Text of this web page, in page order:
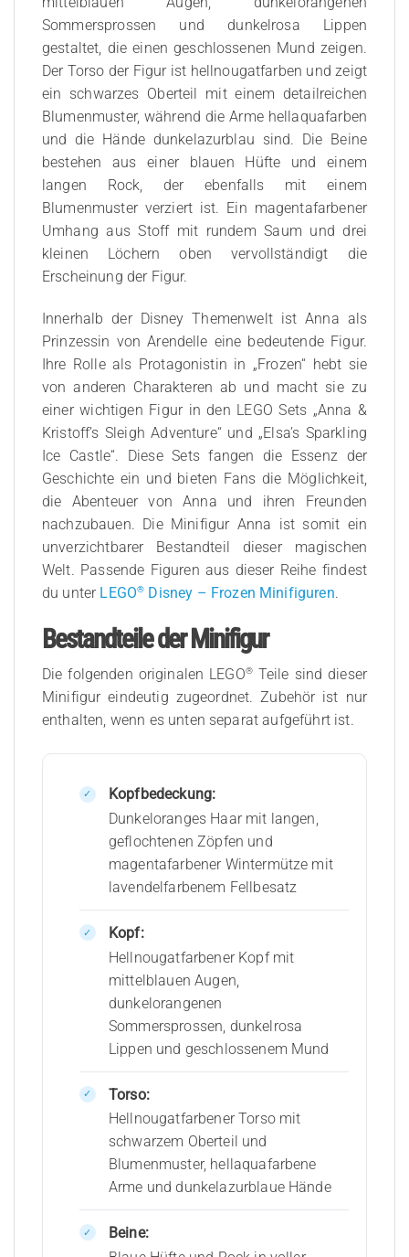
Sommersprossen und dunkelrosa Lippen
gestaltet, die einen geschlossenen Mund zeigen.
Der Torso der Figur ist hellnougatfarben und zeigt
ein schwarzes Oberteil mit einem detailreichen
Blumenmuster, während die Arme hellaquafarben
und die Hände dunkelazurblau sind. Die Beine
bestehen aus einer blauen Hüfte und einem
langen Rock, der ebenfalls mit einem
Blumenmuster verziert ist. Ein magentafarbener
Umhang aus Stoff mit rundem Saum und drei
kleinen Löchern oben vervollständigt die
Erscheinung der Figur.
Innerhalb der Disney Themenwelt ist Anna als
Prinzessin von Arendelle eine bedeutende Figur.
Ihre Rolle als Protagonistin in „Frozen“ hebt sie
von anderen Charakteren ab und macht sie zu
einer wichtigen Figur in den LEGO Sets „Anna &
Kristoff’s Sleigh Adventure“ und „Elsa’s Sparkling
Ice Castle“. Diese Sets fangen die Essenz der
Geschichte ein und bieten Fans die Möglichkeit,
die Abenteuer von Anna und ihren Freunden
nachzubauen. Die Minifigur Anna ist somit ein
unverzichtbarer Bestandteil dieser magischen
Welt. Passende Figuren aus dieser Reihe findest
du unter LEGO® Disney – Frozen Minifiguren.
Bestandteile der Minifigur
Die folgenden originalen LEGO®Teile sind dieser
Minifigur eindeutig zugeordnet. Zubehör ist nur
enthalten, wenn es unten separat aufgeführt ist.
Kopfbedeckung:
Dunkeloranges Haar mit langen,
geflochtenen Zöpfen und
magentafarbener Wintermütze mit
lavendelfarbenem Fellbesatz
Kopf:
Hellnougatfarbener Kopf mit
mittelblauen Augen,
dunkelorangenen
Sommersprossen, dunkelrosa
Lippen und geschlossenem Mund
Torso:
Hellnougatfarbener Torso mit
schwarzem Oberteil und
Blumenmuster, hellaquafarbene
Arme und dunkelazurblaue Hände
Beine: